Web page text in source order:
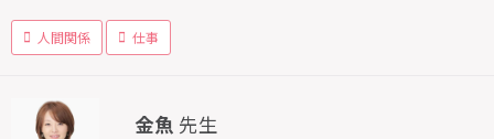
人間関係 仕事
金魚 先生